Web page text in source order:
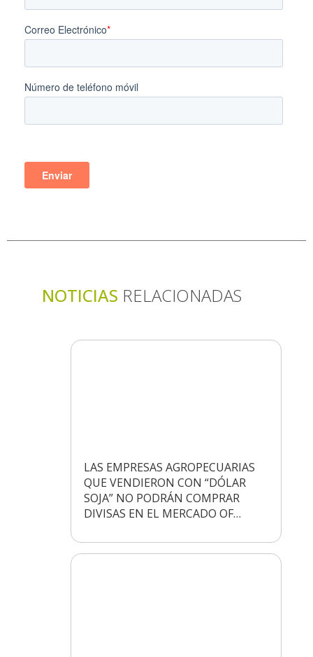
NOTICIAS RELACIONADAS
LAS EMPRESAS AGROPECUARIAS
QUE VENDIERON CON “DÓLAR
SOJA” NO PODRÁN COMPRAR
DIVISAS EN EL MERCADO OF…